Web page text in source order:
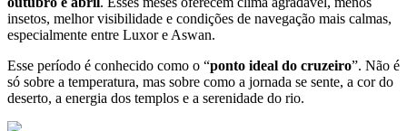
insetos, melhor visibilidade e condições de navegação mais calmas,
especialmente entre Luxor e Aswan.
Esse período é conhecido como o “ponto ideal do cruzeiro”. Não é
só sobre a temperatura, mas sobre como a jornada se sente, a cor do
deserto, a energia dos templos e a serenidade do rio.